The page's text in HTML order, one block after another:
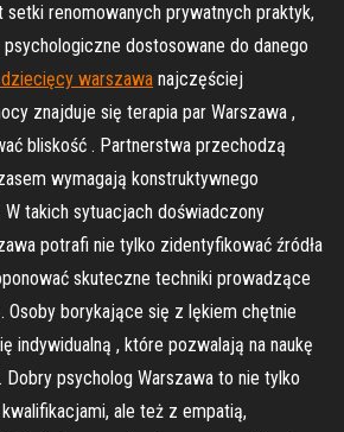
renomowanych prywatnych praktyk,
dostosowane do danego
warszawa najczęściej
znajduje się terapia par Warszawa ,
bliskość . Partnerstwa przechodzą
wymagają konstruktywnego
takich sytuacjach doświadczony
potrafi nie tylko zidentyfikować źródła
skuteczne techniki prowadzące
Osoby borykające się z lękiem chętnie
indywidualną , które pozwalają na naukę
psycholog Warszawa to nie tylko
ale też z empatią,